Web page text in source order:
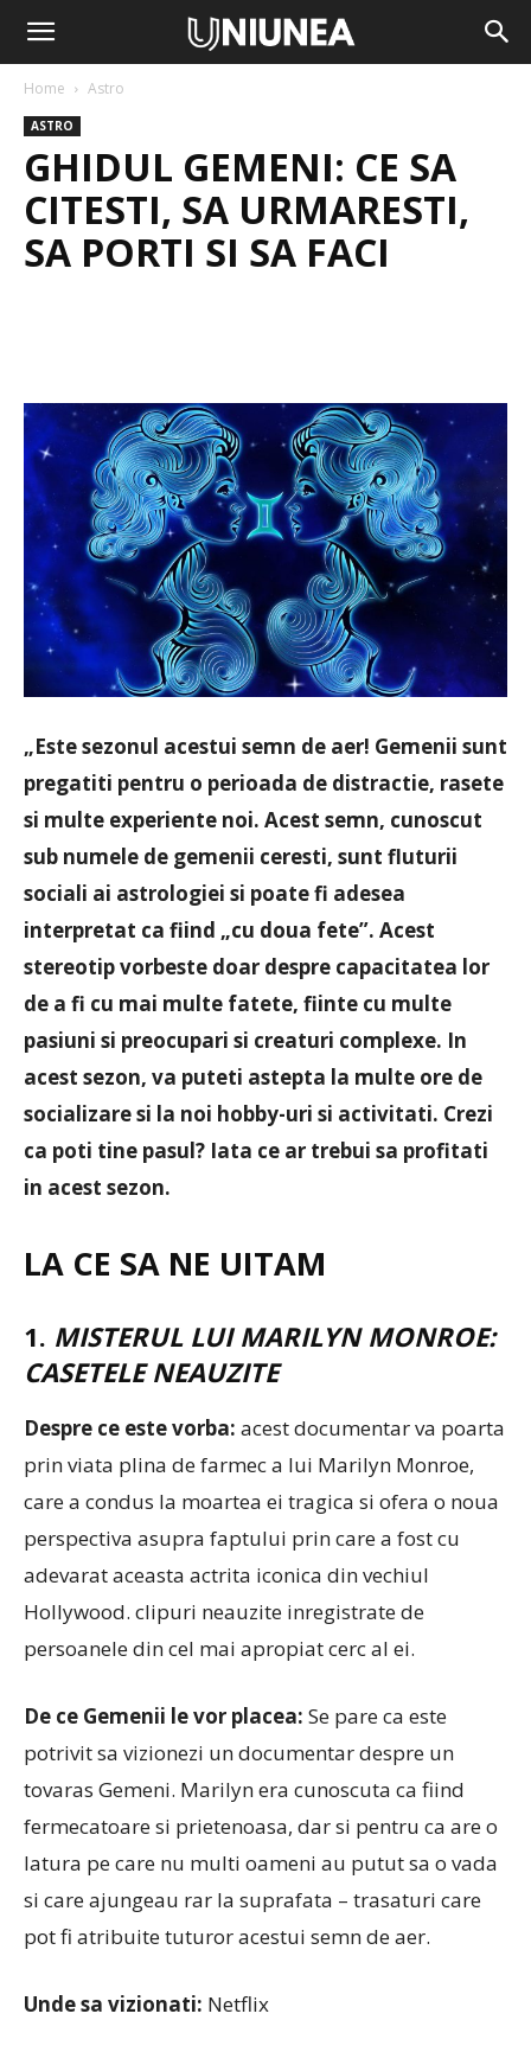
Home Astro
ASTRO
GHIDUL GEMENI: CE SA
CITESTI, SA URMARESTI,
SA PORTI SI SA FACI
„Este sezonul acestui semn de aer! Gemenii sunt
pregatiti pentru o perioada de distractie, rasete
si multe experiente noi. Acest semn, cunoscut
sub numele de gemenii ceresti, sunt fluturii
sociali ai astrologiei si poate fi adesea
interpretat ca fiind „cu doua fete”. Acest
stereotip vorbeste doar despre capacitatea lor
de a fi cu mai multe fatete, fiinte cu multe
pasiuni si preocupari si creaturi complexe. In
acest sezon, va puteti astepta la multe ore de
socializare si la noi hobby-uri si activitati. Crezi
ca poti tine pasul? Iata ce ar trebui sa profitati
in acest sezon.
LA CE SA NE UITAM
1. MISTERUL LUI MARILYN MONROE:
CASETELE NEAUZITE
Despre ce este vorba: acest documentar va poarta
prin viata plina de farmec a lui Marilyn Monroe,
care a condus la moartea ei tragica si ofera o noua
perspectiva asupra faptului prin care a fost cu
adevarat aceasta actrita iconica din vechiul
Hollywood. clipuri neauzite inregistrate de
persoanele din cel mai apropiat cerc al ei.
De ce Gemenii le vor placea: Se pare ca este
potrivit sa vizionezi un documentar despre un
tovaras Gemeni. Marilyn era cunoscuta ca fiind
fermecatoare si prietenoasa, dar si pentru ca are o
latura pe care nu multi oameni au putut sa o vada
si care ajungeau rar la suprafata – trasaturi care
pot fi atribuite tuturor acestui semn de aer.
Unde sa vizionati: Netflix